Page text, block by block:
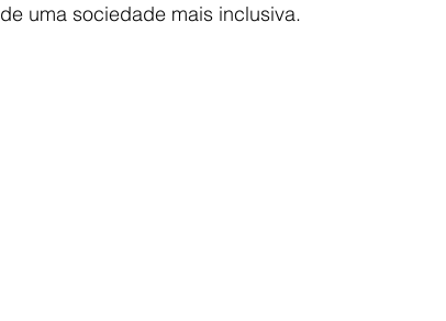
uma sociedade mais inclusiva.